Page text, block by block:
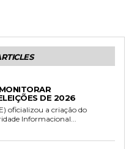
DE 2026
oficializou a criação do
Informacional...